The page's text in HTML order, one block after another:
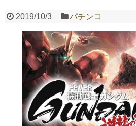
2019/10/3 パチンコ